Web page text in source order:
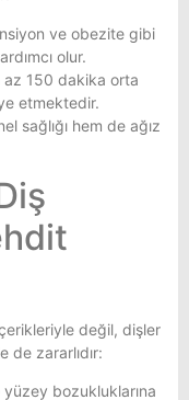
ve obezite gibi
olur.
az 150 dakika orta
etmektedir.
sağlığı hem de ağız
değil, dişler
zararlıdır:
bozukluklarına